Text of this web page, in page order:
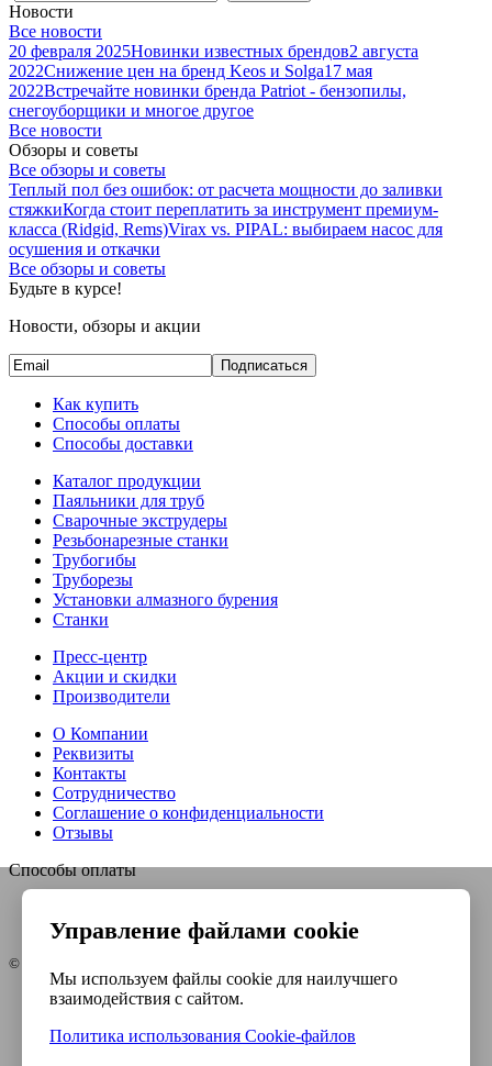
Управление файлами cookie
Мы используем файлы cookie для наилучшего
взаимодействия с сайтом.
Политика использования Сookie-файлов
Новости
Все новости
20 февраля 2025Новинки известных брендов2 августа
2022Снижение цен на бренд Keos и Solga17 мая
2022Встречайте новинки бренда Patriot - бензопилы,
снегоуборщики и многое другое
Все новости
Обзоры и советы
Все обзоры и советы
Теплый пол без ошибок: от расчета мощности до заливки
стяжкиКогда стоит переплатить за инструмент премиум-
класса (Ridgid, Rems)Virax vs. PIPAL: выбираем насос для
осушения и откачки
Все обзоры и советы
Будьте в курсе!
Новости, обзоры и акции
Подписаться
Как купить
Способы оплаты
Способы доставки
Каталог продукции
Паяльники для труб
Сварочные экструдеры
Резьбонарезные станки
Трубогибы
Труборезы
Установки алмазного бурения
Станки
Пресс-центр
Акции и скидки
Производители
О Компании
Реквизиты
Контакты
Сотрудничество
Соглашение о конфиденциальности
Отзывы
Способы оплаты
© Интернет-магазин Евро-инструмент, 2026
Контакты
Политика конфиденциальности